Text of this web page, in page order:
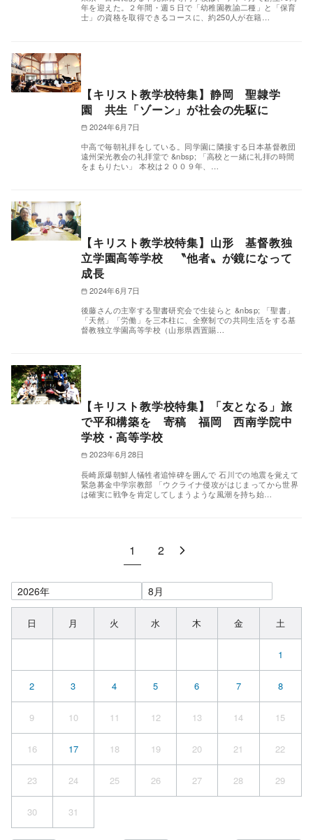
年を迎えた。２年間・週５日で「幼稚園教諭二種」と「保育
士」の資格を取得できるコースに、約250人が在籍…
【キリスト教学校特集】静岡 聖隷学
園 共生「ゾーン」が社会の先駆に
2024年6月7日
中高で毎朝礼拝をしている。同学園に隣接する日本基督教団
遠州栄光教会の礼拝堂で &nbsp; 「高校と一緒に礼拝の時間
をまもりたい」 本校は２００９年、…
【キリスト教学校特集】山形 基督教独
立学園高等学校 〝他者〟が鏡になって
成長
2024年6月7日
後藤さんの主宰する聖書研究会で生徒らと &nbsp; 「聖書」
「天然」「労働」を三本柱に、全寮制での共同生活をする基
督教独立学園高等学校（山形県西置賜…
【キリスト教学校特集】「友となる」旅
で平和構築を 寄稿 福岡 西南学院中
学校・高等学校
2023年6月28日
長崎原爆朝鮮人犠牲者追悼碑を囲んで 石川での地震を覚えて
緊急募金中学宗教部 「ウクライナ侵攻がはじまってから世界
は確実に戦争を肯定してしまうような風潮を持ち始…
1 2
日 月 火 水 木 金 土
1
2 3 4 5 6 7 8
9 10 11 12 13 14 15
16 17 18 19 20 21 22
23 24 25 26 27 28 29
30 31